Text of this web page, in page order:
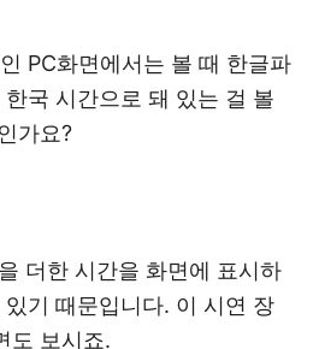
PC화면에서는 볼 때 한글파
국 시간으로 돼 있는 걸 볼
가요?
더한 시간을 화면에 표시하
기 때문입니다. 이 시연 장
도 보시죠.